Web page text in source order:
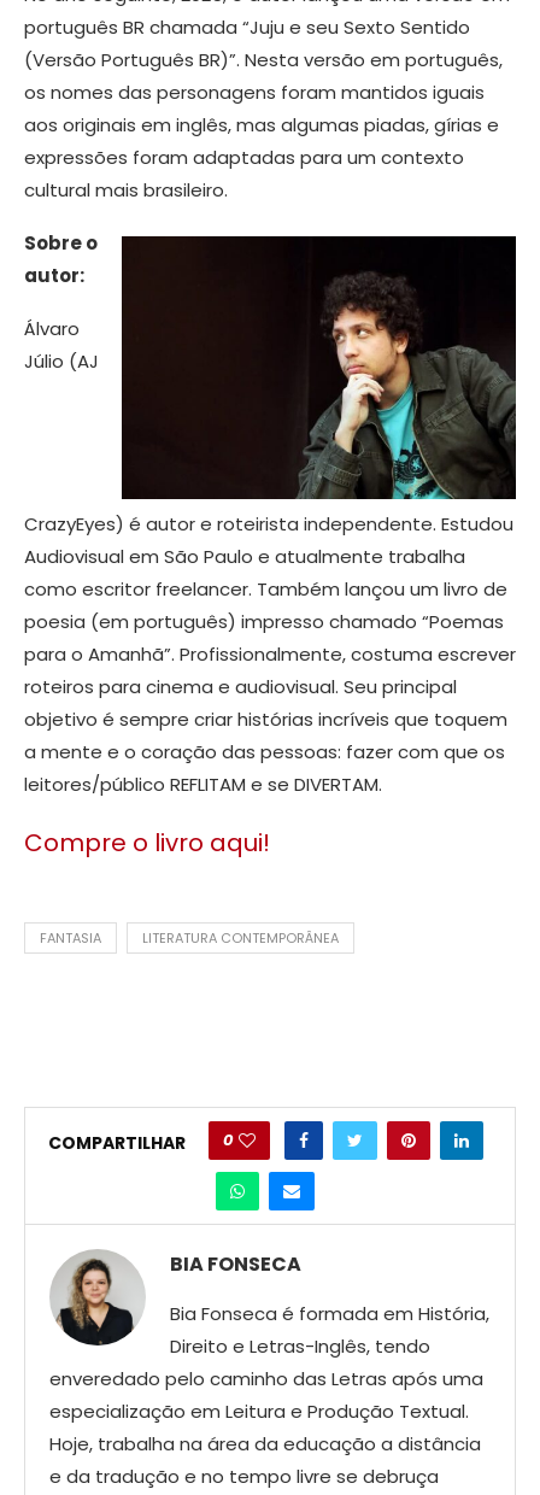
português BR chamada “Juju e seu Sexto Sentido
(Versão Português BR)”. Nesta versão em português,
os nomes das personagens foram mantidos iguais
aos originais em inglês, mas algumas piadas, gírias e
expressões foram adaptadas para um contexto
cultural mais brasileiro.
Sobre o
autor:
Álvaro
Júlio (AJ
CrazyEyes) é autor e roteirista independente. Estudou
Audiovisual em São Paulo e atualmente trabalha
como escritor freelancer. Também lançou um livro de
poesia (em português) impresso chamado “Poemas
para o Amanhã”. Profissionalmente, costuma escrever
roteiros para cinema e audiovisual. Seu principal
objetivo é sempre criar histórias incríveis que toquem
a mente e o coração das pessoas: fazer com que os
leitores/público REFLITAM e se DIVERTAM.
Compre o livro aqui!
FANTASIA LITERATURA CONTEMPORÂNEA
COMPARTILHAR 0
BIA FONSECA
Bia Fonseca é formada em História,
Direito e Letras-Inglês, tendo
enveredado pelo caminho das Letras após uma
especialização em Leitura e Produção Textual.
Hoje, trabalha na área da educação a distância
e da tradução e no tempo livre se debruça